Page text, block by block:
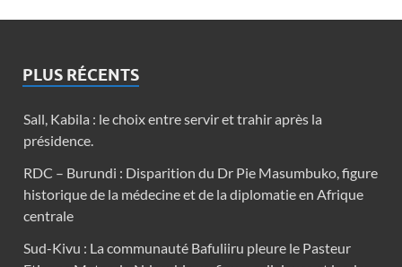
PLUS RÉCENTS
Sall, Kabila : le choix entre servir et trahir après la
présidence.
RDC – Burundi : Disparition du Dr Pie Masumbuko, figure
historique de la médecine et de la diplomatie en Afrique
centrale
Sud-Kivu : La communauté Bafuliiru pleure le Pasteur